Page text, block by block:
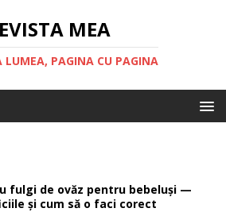
MEA
LUMEA, PAGINA CU PAGINA
fulgi de ovăz pentru bebeluși —
și cum să o faci corect